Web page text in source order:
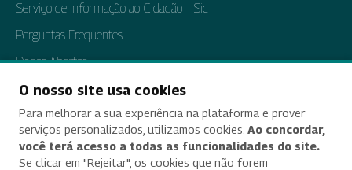
Serviço de Informação ao Cidadão – Sic
Perguntas Frequentes
Dados Abertos
Tratamento de Dados Pessoais
Transparência e Prestação de Contas
O nosso site usa cookies
Para melhorar a sua experiência na plataforma e prover
serviços personalizados, utilizamos cookies. Ao concordar,
você terá acesso a todas as funcionalidades do site.
Se clicar em "Rejeitar", os cookies que não forem